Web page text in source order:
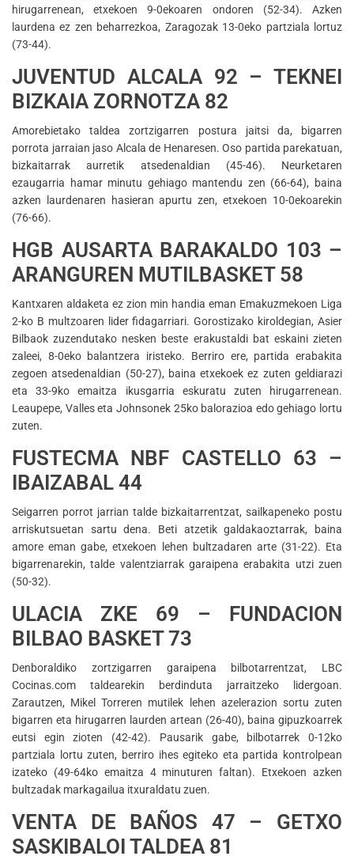
hirugarrenean, etxekoen 9-0ekoaren ondoren (52-34). Azken
laurdena ez zen beharrezkoa, Zaragozak 13-0eko partziala lortuz
(73-44).
JUVENTUD ALCALA 92 – TEKNEI
BIZKAIA ZORNOTZA 82
Amorebietako taldea zortzigarren postura jaitsi da, bigarren
porrota jarraian jaso Alcala de Henaresen. Oso partida parekatuan,
bizkaitarrak aurretik atsedenaldian (45-46). Neurketaren
ezaugarria hamar minutu gehiago mantendu zen (66-64), baina
azken laurdenaren hasieran apurtu zen, etxekoen 10-0ekoarekin
(76-66).
HGB AUSARTA BARAKALDO 103 –
ARANGUREN MUTILBASKET 58
Kantxaren aldaketa ez zion min handia eman Emakuzmekoen Liga
2-ko B multzoaren lider fidagarriari. Gorostizako kiroldegian, Asier
Bilbaok zuzendutako nesken beste erakustaldi bat eskaini zieten
zaleei, 8-0eko balantzera iristeko. Berriro ere, partida erabakita
zegoen atsedenaldian (50-27), baina etxekoek ez zuten geldiarazi
eta 33-9ko emaitza ikusgarria eskuratu zuten hirugarrenean.
Leaupepe, Valles eta Johnsonek 25ko balorazioa edo gehiago lortu
zuten.
FUSTECMA NBF CASTELLO 63 –
IBAIZABAL 44
Seigarren porrot jarrian talde bizkaitarrentzat, sailkapeneko postu
arriskutsuetan sartu dena. Beti atzetik galdakaoztarrak, baina
amore eman gabe, etxekoen lehen bultzadaren arte (31-22). Eta
bigarrenarekin, talde valentziarrak garaipena erabakita utzi zuen
(50-32).
ULACIA ZKE 69 – FUNDACION
BILBAO BASKET 73
Denboraldiko zortzigarren garaipena bilbotarrentzat, LBC
Cocinas.com taldearekin berdinduta jarraitzeko lidergoan.
Zarautzen, Mikel Torreren mutilek lehen azelerazion sortu zuten
bigarren eta hirugarren laurden artean (26-40), baina gipuzkoarrek
eutsi egin zioten (42-42). Pausarik gabe, bilbotarrek 0-12ko
partziala lortu zuten, berriro ihes egiteko eta partida kontrolpean
izateko (49-64ko emaitza 4 minuturen faltan). Etxekoen azken
bultzadak markagailua itxuraldatu zuen.
VENTA DE BAÑOS 47 – GETXO
SASKIBALOI TALDEA 81